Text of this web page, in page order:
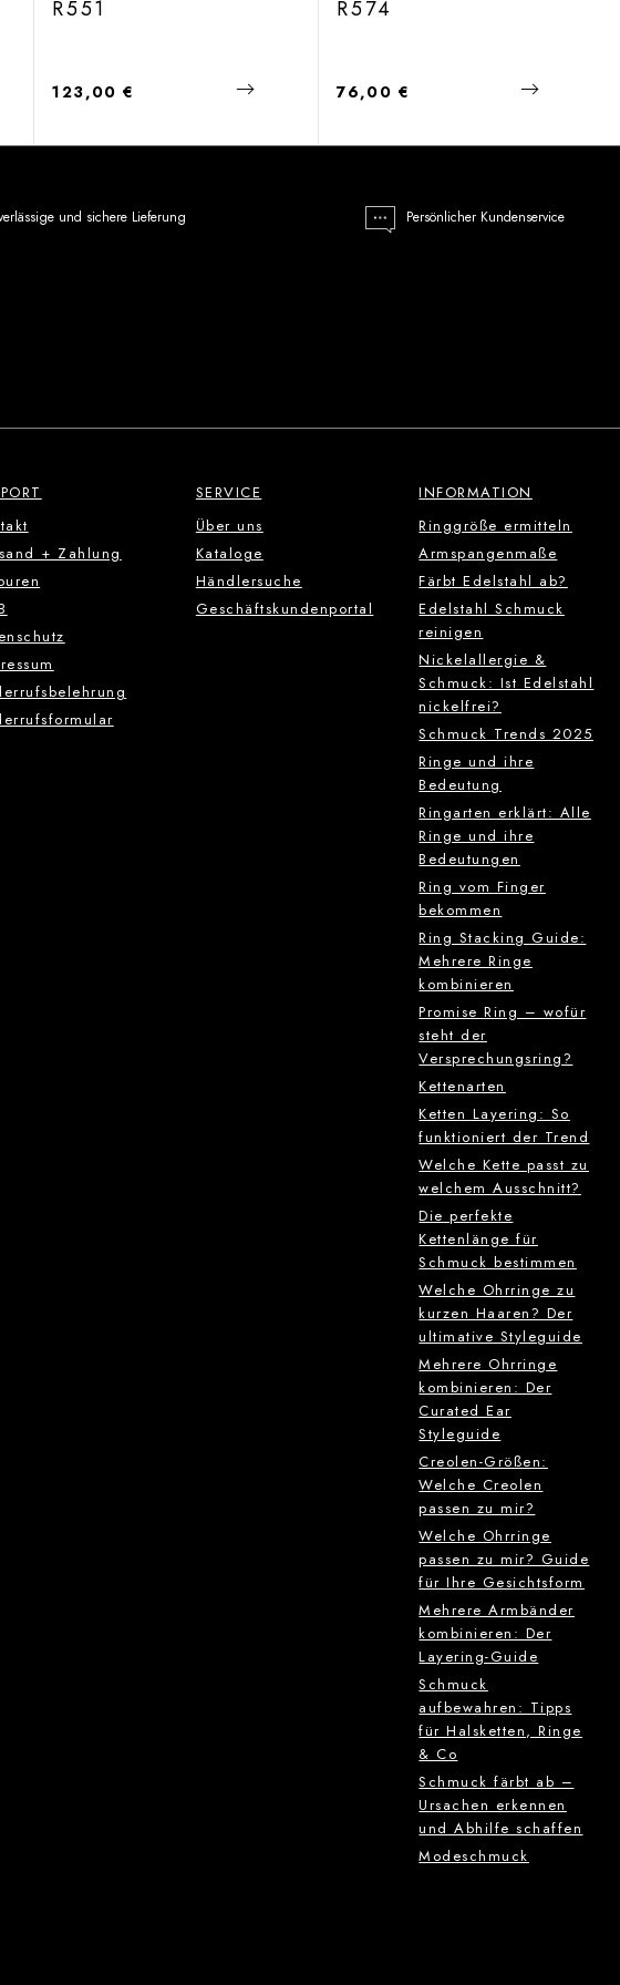
R551
Regulärer Preis:
123,00 €
R574
Regulärer Preis:
76,00 €
und sichere Lieferung Persönlicher Kundenservice
+ Zahlung
SERVICE
Über uns
Kataloge
Händlersuche
Geschäftskundenportal
INFORMATION
Ringgröße ermitteln
Armspangenmaße
Färbt Edelstahl ab?
Edelstahl Schmuck
reinigen
Nickelallergie &
Schmuck: Ist Edelstahl
nickelfrei?
Schmuck Trends 2025
Ringe und ihre
Bedeutung
Ringarten erklärt: Alle
Ringe und ihre
Bedeutungen
Ring vom Finger
bekommen
Ring Stacking Guide:
Mehrere Ringe
kombinieren
Promise Ring – wofür
steht der
Versprechungsring?
Kettenarten
Ketten Layering: So
funktioniert der Trend
Welche Kette passt zu
welchem Ausschnitt?
Die perfekte
Kettenlänge für
Schmuck bestimmen
Welche Ohrringe zu
kurzen Haaren? Der
ultimative Styleguide
Mehrere Ohrringe
kombinieren: Der
Curated Ear
Styleguide
Creolen-Größen:
Welche Creolen
passen zu mir?
Welche Ohrringe
passen zu mir? Guide
für Ihre Gesichtsform
Mehrere Armbänder
kombinieren: Der
Layering-Guide
Schmuck
aufbewahren: Tipps
für Halsketten, Ringe
& Co
Schmuck färbt ab –
Ursachen erkennen
und Abhilfe schaffen
Modeschmuck